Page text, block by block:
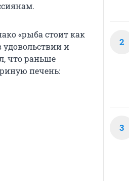
«рыба стоит как
удовольствии и
что раньше
печень:
2
3